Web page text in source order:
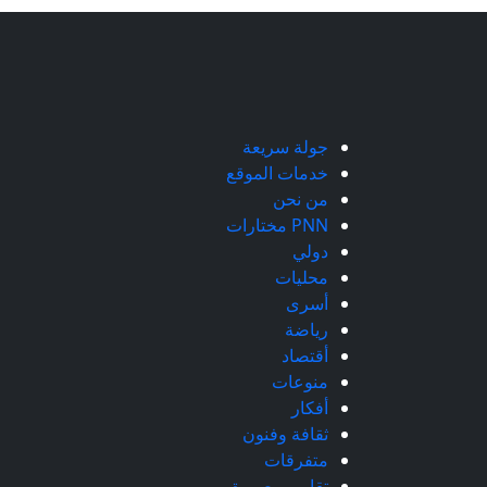
جولة سريعة
خدمات الموقع
من نحن
PNN مختارات
دولي
محليات
أسرى
رياضة
أقتصاد
منوعات
أفكار
ثقافة وفنون
متفرقات